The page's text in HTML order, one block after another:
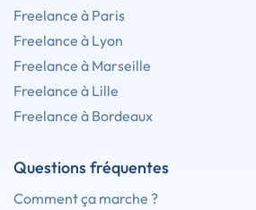
Freelance à Paris
Freelance à Lyon
Freelance à Marseille
Freelance à Lille
Freelance à Bordeaux
Questions fréquentes
Comment ça marche ?